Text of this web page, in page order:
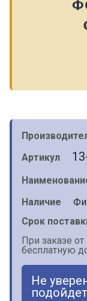
Артикул
Наличие
Срок
При заказе
бесплатную
Не